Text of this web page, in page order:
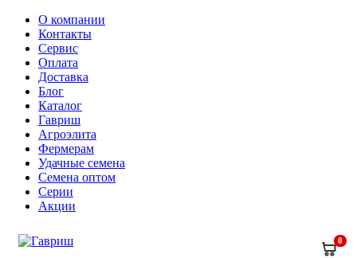
О компании
Контакты
Сервис
Оплата
Доставка
Блог
Каталог
Гавриш
Агроэлита
Фермерам
Удачные семена
Семена оптом
Серии
Акции
0